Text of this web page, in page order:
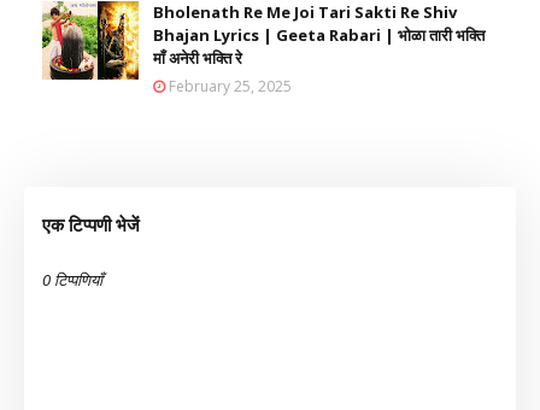
Bholenath Re Me Joi Tari Sakti Re Shiv
Bhajan Lyrics | Geeta Rabari | भोळा तारी भक्ति
माँ अनेरी भक्ति रे
February 25, 2025
एक टिप्पणी भेजें
0 टिप्पणियाँ